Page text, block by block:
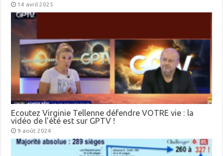
14 avril 2025
Ecoutez Virginie Tellenne défendre VOTRE vie : la
vidéo de l’été est sur GPTV !
9 août 2024